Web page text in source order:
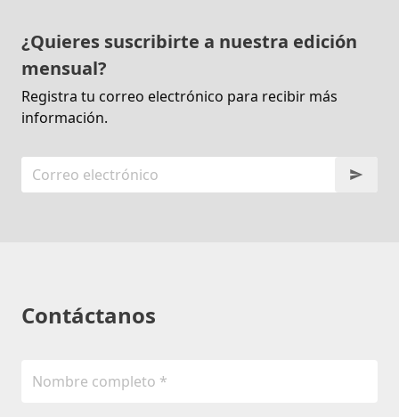
¿Quieres suscribirte a nuestra edición
mensual?
Registra tu correo electrónico para recibir más
información.
Contáctanos